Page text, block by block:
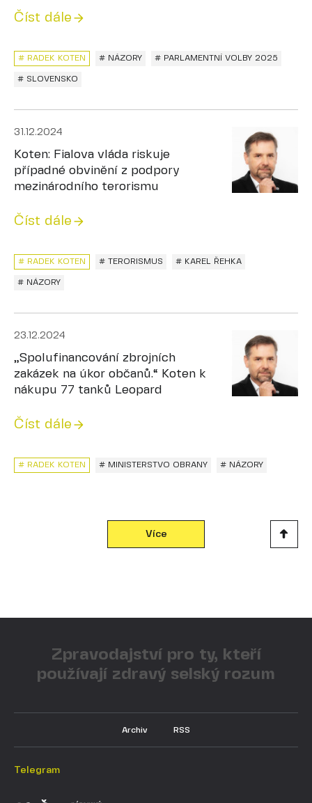
Číst dále
# NÁZORY # PARLAMENTNÍ VOLBY 2025
# SLOVENSKO
# RADEK KOTEN
31.12.2024
Koten: Fialova vláda riskuje
případné obvinění z podpory
mezinárodního terorismu
Číst dále
# TERORISMUS # KAREL ŘEHKA
# RADEK KOTEN
# NÁZORY
23.12.2024
„Spolufinancování zbrojních
zakázek na úkor občanů.“ Koten k
nákupu 77 tanků Leopard
Číst dále
# MINISTERSTVO OBRANY # NÁZORY
# RADEK KOTEN
Více
Zpravodajství pro ty, kteří
používají zdravý selský rozum
Archiv RSS
Telegram